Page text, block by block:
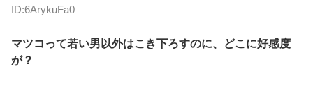
ID:6ArykuFa0
マツコって若い男以外はこき下ろすのに、どこに好感度
が？